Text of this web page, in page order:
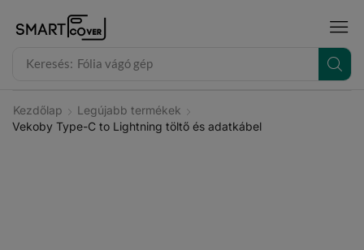
Keresés: Fólia vágó gép
Kezdőlap
Legújabb termékek
Vekoby Type-C to Lightning töltő és adatkábel